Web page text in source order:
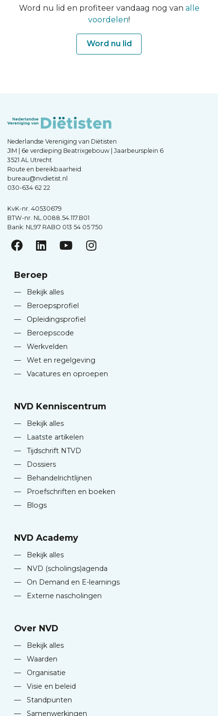
Word nu lid en profiteer vandaag nog van alle
voordelen!
Word nu lid
Nederlandse Vereniging van Diëtisten
JIM | 6e verdieping Beatrixgebouw | Jaarbeursplein 6
3521 AL Utrecht
Route en bereikbaarheid
bureau@nvdietist.nl
030-634 62 22
KvK-nr. 40530679
BTW-nr. NL.0088.54.117.B01
Bank: NL97 RABO 013 54 05 750
Beroep
—
Bekijk alles
—
Beroepsprofiel
—
Opleidingsprofiel
—
Beroepscode
—
Werkvelden
—
Wet en regelgeving
—
Vacatures en oproepen
NVD Kenniscentrum
—
Bekijk alles
—
Laatste artikelen
—
Tijdschrift NTVD
—
Dossiers
—
Behandelrichtlijnen
—
Proefschriften en boeken
—
Blogs
NVD Academy
—
Bekijk alles
—
NVD (scholings)agenda
—
On Demand en E-learnings
—
Externe nascholingen
Over NVD
—
Bekijk alles
—
Waarden
—
Organisatie
—
Visie en beleid
—
Standpunten
—
Samenwerkingen